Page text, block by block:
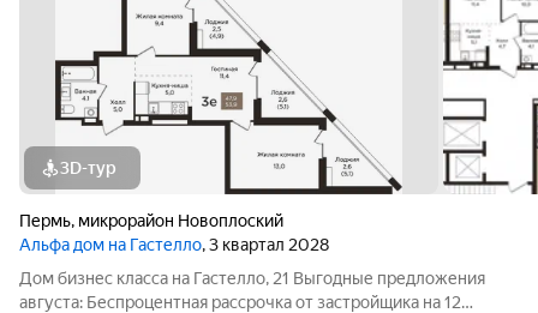
3D-тур
Пермь, микрорайон Новоплоский
Альфа дом на Гастелло, 3 квартал 2028
Дом бизнес класса на Гастелло, 21 Выгодные предложения
августа: Беспроцентная рассрочка от застройщика на 12